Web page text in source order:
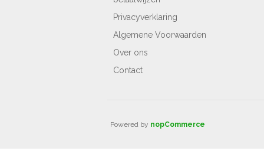
Privacyverklaring
Algemene Voorwaarden
Over ons
Contact
Powered by nopCommerce